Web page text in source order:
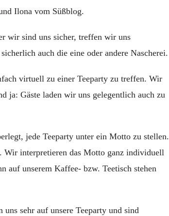
Ilona vom Süßblog.
wir sind uns sicher, treffen wir uns
auch die eine oder andere Nascherei.
virtuell zu einer Teeparty zu treffen. Wir
ja: Gäste laden wir uns gelegentlich auch zu
jede Teeparty unter ein Motto zu stellen.
Wir interpretieren das Motto ganz individuell
auf unserem Kaffee- bzw. Teetisch stehen
sehr auf unsere Teeparty und sind